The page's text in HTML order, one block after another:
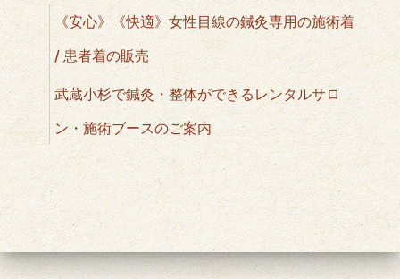
《安心》《快適》女性目線の鍼灸専用の施術着
/ 患者着の販売
武蔵小杉で鍼灸・整体ができるレンタルサロ
ン・施術ブースのご案内